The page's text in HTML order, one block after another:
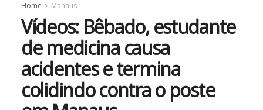
Home Manaus
Vídeos: Bêbado, estudante
de medicina causa
acidentes e termina
colidindo contra o poste